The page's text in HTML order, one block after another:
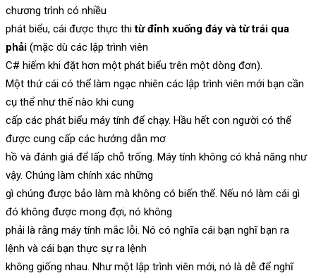
chương trình có nhiều
phát biểu, cái được thực thitừ đỉnh xuống đáy và từ trái qua
phải (mặc dù các lập trình viên
C# hiếm khi đặt hơn một phát biểu trên một dòng đơn).
Một thứ cái có thể làm ngạc nhiên các lập trình viên mới bạn cần
cụ thể như thế nào khi cung
cấp các phát biểu máy tính để chạy. Hầu hết con người có thể
được cung cấp các hướng dẫn mơ
hồ và đánh giá để lấp chỗ trống. Máy tính không có khả năng như
vậy. Chúng làm chính xác những
gì chúng được bảo làm mà không có biến thể. Nếu nó làm cái gì
đó không được mong đợi, nó không
phải là rằng máy tính mắc lỗi. Nó có nghĩa cái bạn nghĩ bạn ra
lệnh và cái bạn thực sự ra lệnh
không giống nhau. Như một lập trình viên mới, nó là dễ để nghĩ